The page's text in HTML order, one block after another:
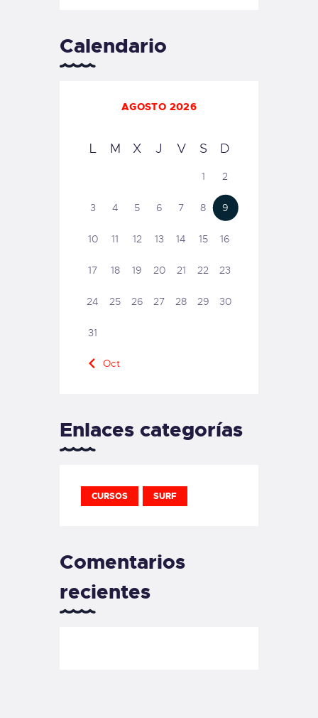
Calendario
AGOSTO 2026
L M X J V S D
1 2
3 4 5 6 7 8 9
10 11 12 13 14 15 16
17 18 19 20 21 22 23
24 25 26 27 28 29 30
31
« Oct
Enlaces categorías
CURSOS SURF
Comentarios
recientes